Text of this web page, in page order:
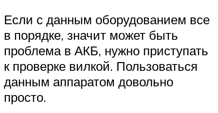
Если с данным оборудованием все
в порядке, значит может быть
проблема в АКБ, нужно приступать
к проверке вилкой. Пользоваться
данным аппаратом довольно
просто.